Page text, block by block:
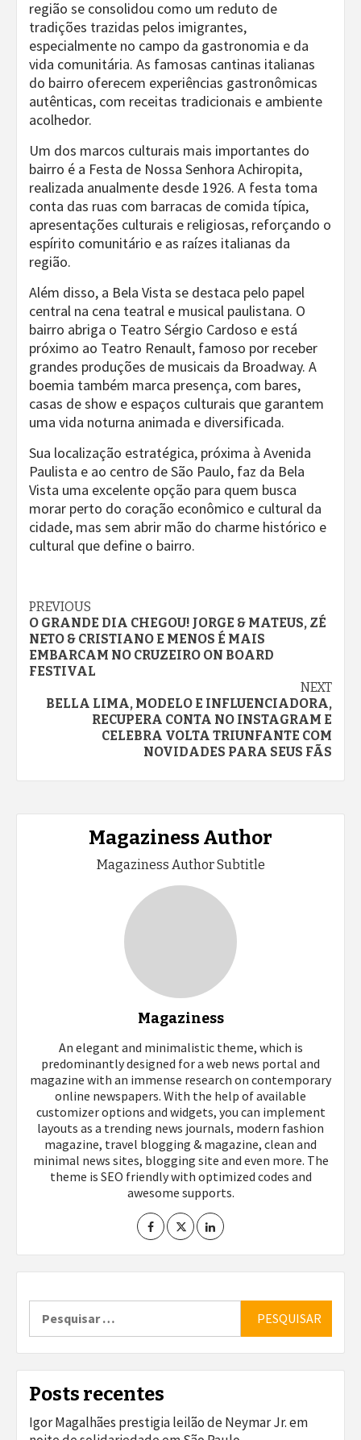
região se consolidou como um reduto de
tradições trazidas pelos imigrantes,
especialmente no campo da gastronomia e da
vida comunitária. As famosas cantinas italianas
do bairro oferecem experiências gastronômicas
autênticas, com receitas tradicionais e ambiente
acolhedor.
Um dos marcos culturais mais importantes do
bairro é a Festa de Nossa Senhora Achiropita,
realizada anualmente desde 1926. A festa toma
conta das ruas com barracas de comida típica,
apresentações culturais e religiosas, reforçando o
espírito comunitário e as raízes italianas da
região.
Além disso, a Bela Vista se destaca pelo papel
central na cena teatral e musical paulistana. O
bairro abriga o Teatro Sérgio Cardoso e está
próximo ao Teatro Renault, famoso por receber
grandes produções de musicais da Broadway. A
boemia também marca presença, com bares,
casas de show e espaços culturais que garantem
uma vida noturna animada e diversificada.
Sua localização estratégica, próxima à Avenida
Paulista e ao centro de São Paulo, faz da Bela
Vista uma excelente opção para quem busca
morar perto do coração econômico e cultural da
cidade, mas sem abrir mão do charme histórico e
cultural que define o bairro.
Continue
Reading
PREVIOUS
O GRANDE DIA CHEGOU! JORGE & MATEUS, ZÉ
NETO & CRISTIANO E MENOS É MAIS
EMBARCAM NO CRUZEIRO ON BOARD
FESTIVAL
NEXT
BELLA LIMA, MODELO E INFLUENCIADORA,
RECUPERA CONTA NO INSTAGRAM E
CELEBRA VOLTA TRIUNFANTE COM
NOVIDADES PARA SEUS FÃS
Magaziness Author
Magaziness Author Subtitle
Magaziness
An elegant and minimalistic theme, which is
predominantly designed for a web news portal and
magazine with an immense research on contemporary
online newspapers. With the help of available
customizer options and widgets, you can implement
layouts as a trending news journals, modern fashion
magazine, travel blogging & magazine, clean and
minimal news sites, blogging site and even more. The
theme is SEO friendly with optimized codes and
awesome supports.
por:
Posts recentes
Igor Magalhães prestigia leilão de Neymar Jr. em